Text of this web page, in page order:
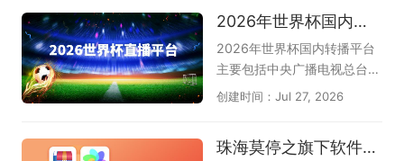
图等多种图形，如甘特图、鱼
骨图、组织架构图、时间轴
等，还可智能分析文档、图
片、网页、音频，生成脑图大
纲，支持风格自动美化，让你
图，提升工作和学习效率，请
的情况下精准输出，减少选字
打断思路的烦恼，尤其适合长
篇写作和需要盲打的办公场
景。如今主流的电脑五笔输入
步、五笔拼音混输等新功能，
2026年世界杯国内转播平台
2026年世界杯国内转播平台
主要包括中央广播电视总台
（央视）、中国移动咪咕以及
和小红书获授新媒体转播权，
创建时间：Jul 27, 2026
珠海莫停之旗下软件合集